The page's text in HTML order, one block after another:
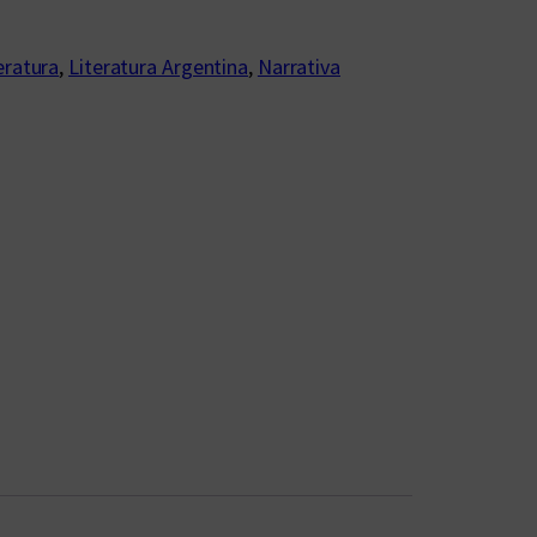
, Literatura Argentina, Narrativa